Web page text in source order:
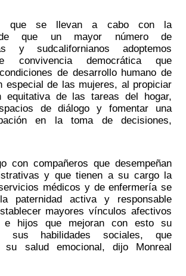
que se llevan a cabo con la
de que un mayor número de
y sudcalifornianos adoptemos
convivencia democrática que
de desarrollo humano de
especial de las mujeres, al propiciar
equitativa de las tareas del hogar,
de diálogo y fomentar una
en la toma de decisiones,
con compañeros que desempeñan
y que tienen a su cargo la
médicos y de enfermería se
paternidad activa y responsable
mayores vínculos afectivos
hijos que mejoran con esto su
sus habilidades sociales, que
su salud emocional, dijo Monreal